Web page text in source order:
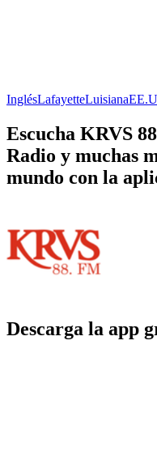
InglésLafayetteLuisiana
Escucha KRVS
Radio y muchas
mundo con la
Descarga la app